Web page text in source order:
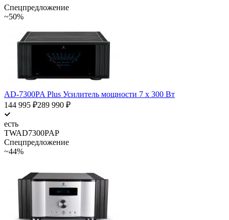
Спецпредложение
~50%
AD-7300PA Plus Усилитель мощности 7 х 300 Вт
144 995 ₽289 990 ₽
есть
TWAD7300PAP
Спецпредложение
~44%